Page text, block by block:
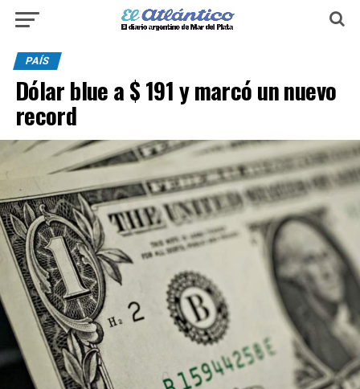
PAÍS
Dólar blue a $ 191 y marcó un nuevo
record